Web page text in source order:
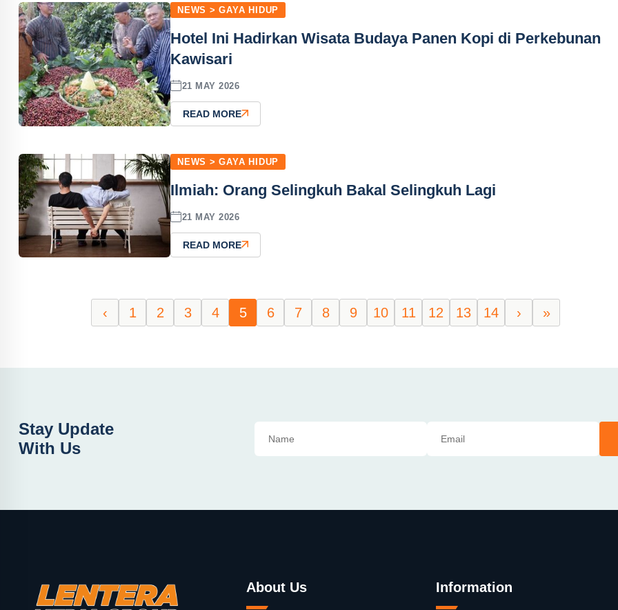
NEWS > GAYA HIDUP
Hotel Ini Hadirkan Wisata Budaya Panen Kopi di Perkebunan
Kawisari
21 MAY 2026
READ MORE
NEWS > GAYA HIDUP
Ilmiah: Orang Selingkuh Bakal Selingkuh Lagi
21 MAY 2026
READ MORE
‹ 1 2 3 4 5 6 7 8 9 10 11 12 13 14 › »
Stay Update
With Us
About Us Information